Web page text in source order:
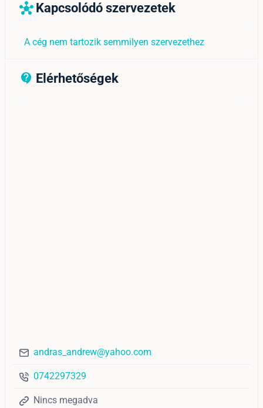
hub Kapcsolódó szervezetek
A cég nem tartozik semmilyen szervezethez
contact_support_outline
Elérhetőségek
andras_andrew@yahoo.com
0742297329
Nincs megadva